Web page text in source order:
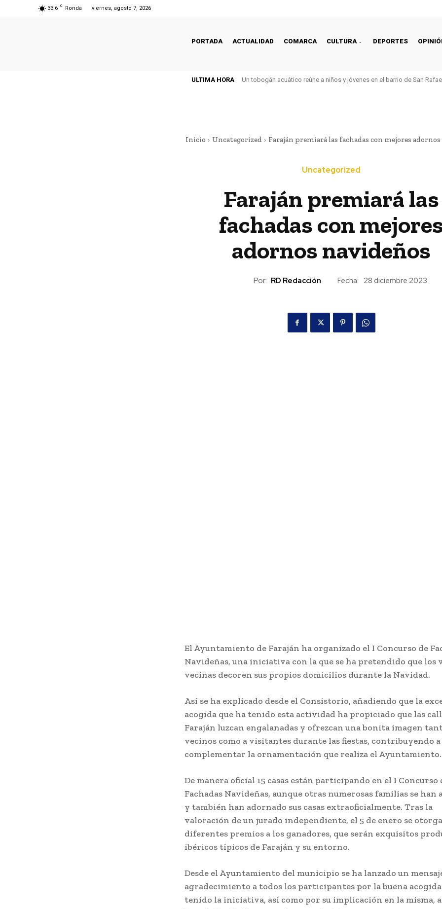
33.6 C Ronda viernes, agosto 7, 2026
PORTADA ACTUALIDAD COMARCA CULTURA DEPORTES
ULTIMA HORA Un tobogán acuático reúne a niños y jóvenes en el barrio de San
Inicio Uncategorized Faraján premiará las fachadas con mejores
Uncategorized
Faraján premiará las
fachadas con
adornos navideños
Por: RD Redacción Fecha: 28 diciembre 2023
El Ayuntamiento de Faraján ha organizado el I Concurso de
Navideñas, una iniciativa con la que se ha pretendido que los
vecinas decoren sus propios domicilios durante la Navidad.
Así se ha explicado desde el Consistorio, añadiendo que la
acogida que ha tenido esta actividad ha propiciado que las
Faraján luzcan engalanadas y ofrezcan una bonita imagen
vecinos como a visitantes durante las fiestas, contribuyendo a
complementar la ornamentación que realiza el Ayuntamiento.
De manera oficial 15 casas están participando en el I Concurso
Fachadas Navideñas, aunque otras numerosas familias se han
y también han adornado sus casas extraoficialmente. Tras la
valoración de un jurado independiente, el 5 de enero se
diferentes premios a los ganadores, que serán exquisitos
ibéricos típicos de Faraján y su entorno.
Desde el Ayuntamiento del municipio se ha lanzado un
agradecimiento a todos los participantes por la buena
tenido la iniciativa, así como por su implicación en la misma,